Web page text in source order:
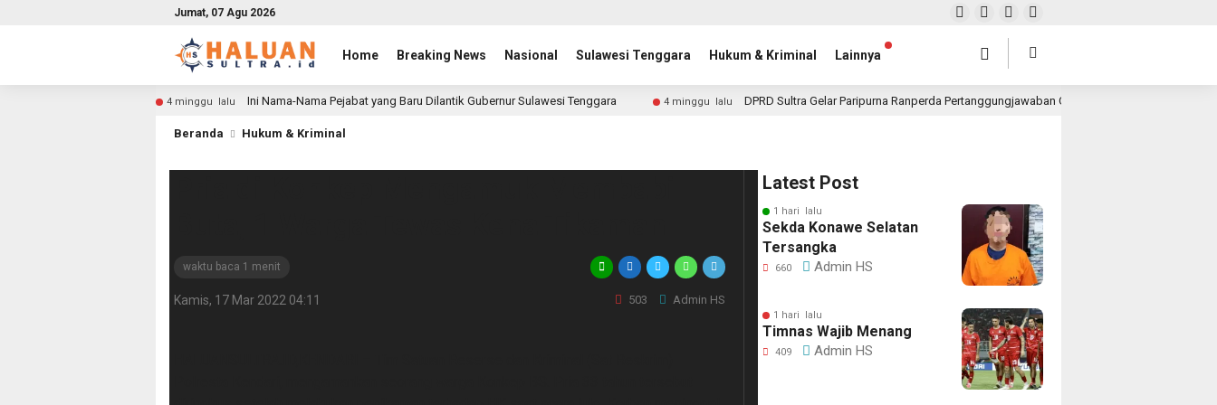
Jumat, 07 Agu 2026
Home Breaking News Nasional Sulawesi Tenggara Hukum & Kriminal Lainnya
4 minggu lalu Ini Nama-Nama Pejabat yang Baru Dilantik Gubernur Sulawesi Tenggara 4 minggu lalu DPRD Sultra Gelar Paripurna Ranperda Pertanggungjawaban Gubernur 2025, Realisasi
Beranda Hukum & Kriminal
waktu baca 1 menit
Kamis, 17 Mar 2022 04:11 503 Admin HS
Latest Post
1 hari lalu
Sekda Konawe Selatan
Tersangka
660 Admin HS
1 hari lalu
Timnas Wajib Menang
409 Admin HS